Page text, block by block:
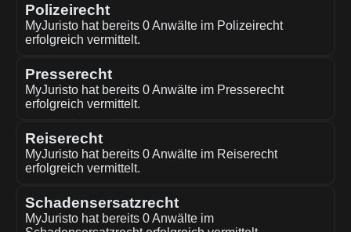
Polizeirecht
MyJuristo hat bereits 0 Anwälte im Polizeirecht
erfolgreich vermittelt.
Presserecht
MyJuristo hat bereits 0 Anwälte im Presserecht
erfolgreich vermittelt.
Reiserecht
MyJuristo hat bereits 0 Anwälte im Reiserecht
erfolgreich vermittelt.
Schadensersatzrecht
MyJuristo hat bereits 0 Anwälte im